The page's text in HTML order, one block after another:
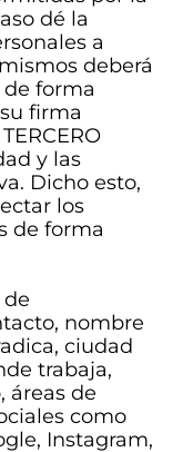
dé la
a
deberá
forma
firma
y las
Dicho esto,
los
de forma
de
nombre
ciudad
trabaja,
áreas de
como
Instagram,